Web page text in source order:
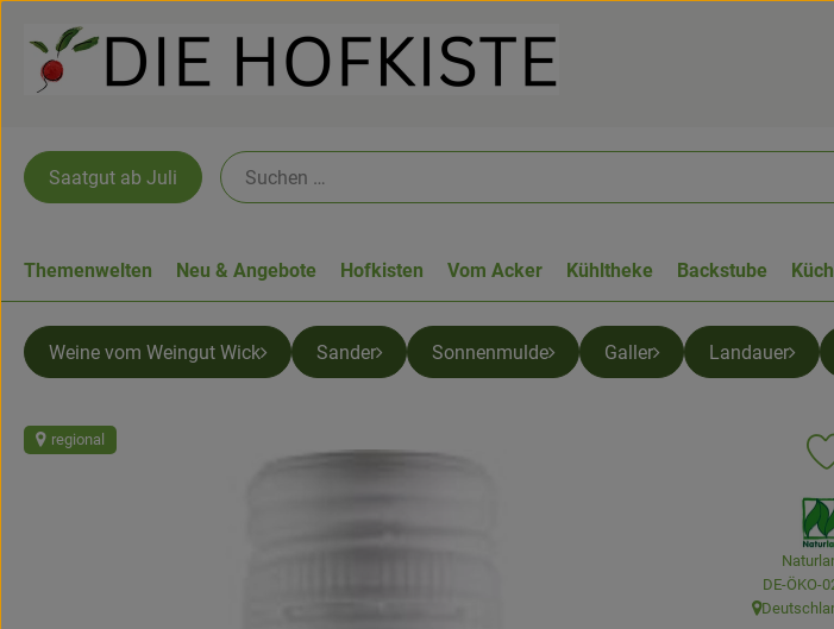
Saatgut ab Juli
Themenwelten Neu & Angebote Hofkisten Vom Acker Kühltheke Backstube
Weine vom Weingut Wick Sander Sonnenmulde Galler Landauer
regional
,
,DE-ÖKO-
, Herkunft: